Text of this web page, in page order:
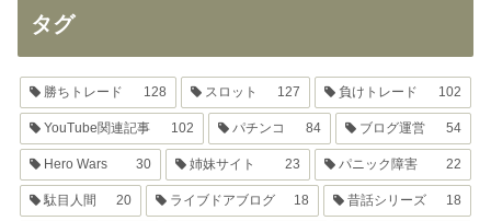
タグ
勝ちトレード 128 スロット 127 負けトレード 102
YouTube関連記事 102 パチンコ 84 ブログ運営 54
Hero Wars 30 姉妹サイト 23 パニック障害 22
駄目人間 20 ライブドアブログ 18 昔話シリーズ 18